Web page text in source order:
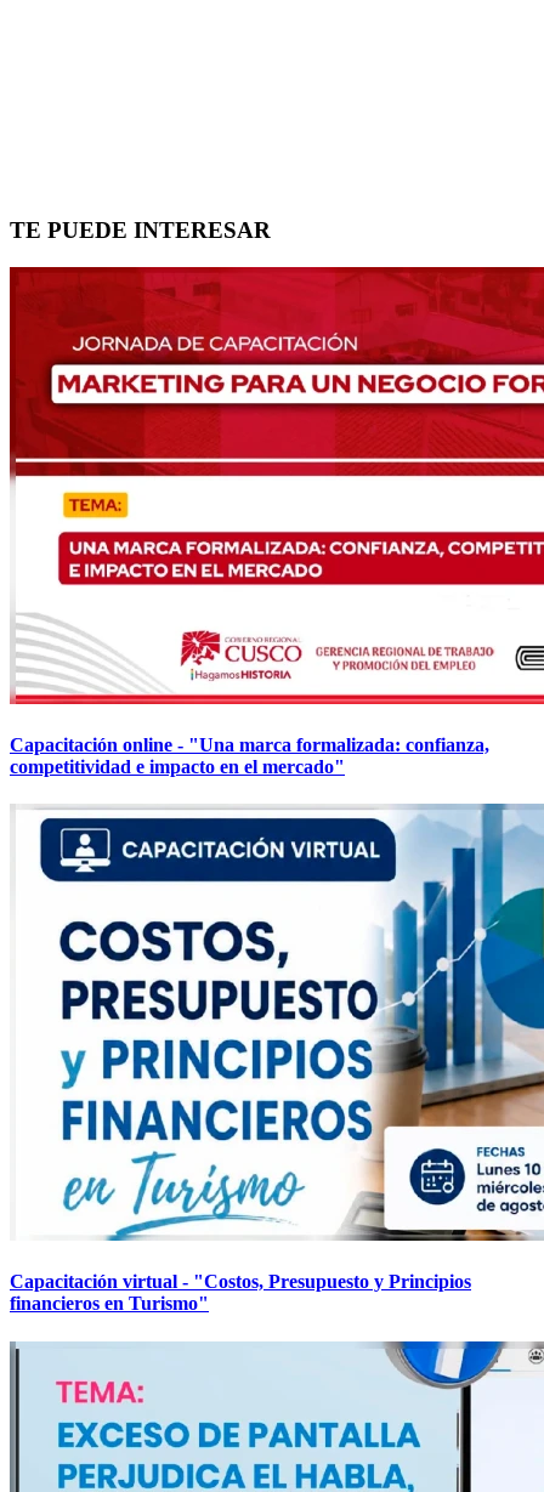
TE PUEDE INTERESAR
Capacitación online - "Una marca formalizada: confianza,
competitividad e impacto en el mercado"
Capacitación virtual - "Costos, Presupuesto y Principios
financieros en Turismo"